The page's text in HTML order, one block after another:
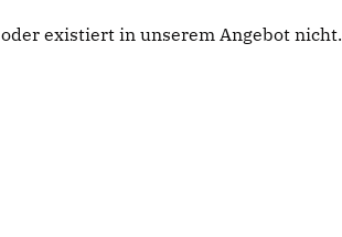
existiert in unserem Angebot nicht.